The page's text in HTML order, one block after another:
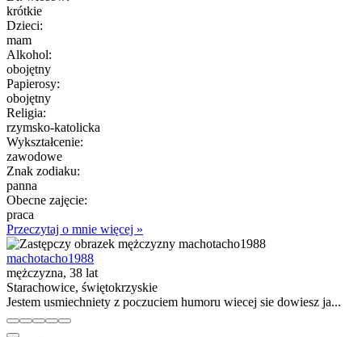
krótkie
Dzieci:
mam
Alkohol:
obojętny
Papierosy:
obojętny
Religia:
rzymsko-katolicka
Wykształcenie:
zawodowe
Znak zodiaku:
panna
Obecne zajęcie:
praca
Przeczytaj o mnie więcej »
machotacho1988
mężczyzna, 38 lat
Starachowice, świętokrzyskie
Jestem usmiechniety z poczuciem humoru wiecej sie dowiesz ja...